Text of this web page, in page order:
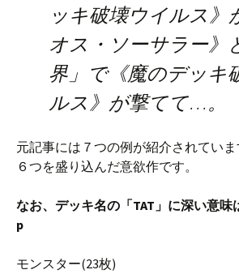
ッキ破壊ウイルス》
オス・ソーサラー》
界」で《魔のデッキ
ルス》が撃てて…。
元記事には７つの例が紹介されてい
６つを盛り込んだ意欲作です。
なお、デッキ名の「TAT」に深い意味
p
モンスター(23枚)